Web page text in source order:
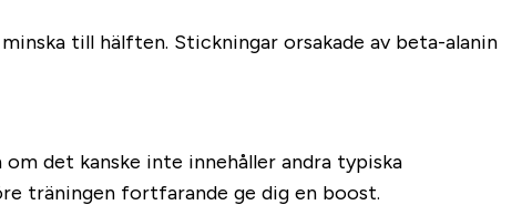
till hälften. Stickningar orsakade av beta-alanin
det kanske inte innehåller andra typiska
träningen fortfarande ge dig en boost.